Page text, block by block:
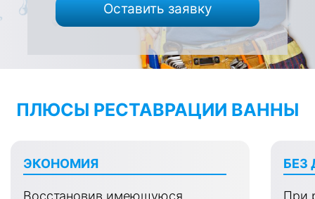
Оставить заявку
ПЛЮСЫ РЕСТАВРАЦИИ ВАННЫ
ЭКОНОМИЯ
Восстановив имеющуюся
БЕЗ
При